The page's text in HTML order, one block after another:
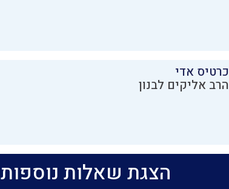
כרטיס אדי
הרב אליקים לבנון
הצגת שאלות נוספות